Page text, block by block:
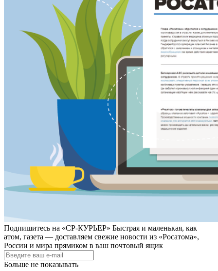
Подпишитесь на «СР-КУРЬЕР» Быстрая и маленькая, как
атом, газета — доставляем свежие новости из «Росатома»,
России и мира прямиком в ваш почтовый ящик
Больше не показывать